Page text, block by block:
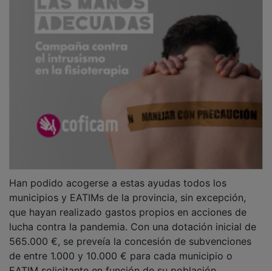
municipios y EATIMs de la provincia, sin excepción,
que hayan realizado gastos propios en acciones de
lucha contra la pandemia. Con una dotación inicial de
565.000 €, se preveía la concesión de subvenciones
de entre 1.000 y 10.000 € para cada municipio o
EATIM solicitante en función de su población.